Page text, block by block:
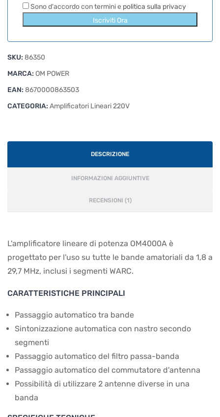
Sono d'accordo con termini e politica sulla privacy
Iscriviti Ora
SKU: 86350
MARCA: OM POWER
EAN: 8670000863503
CATEGORIA: Amplificatori Lineari 220V
DESCRIZIONE
INFORMAZIONI AGGIUNTIVE
RECENSIONI (1)
L'amplificatore lineare di potenza OM4000A è
progettato per l'uso su tutte le bande amatoriali da 1,8 a
29,7 MHz, inclusi i segmenti WARC.
CARATTERISTICHE PRINCIPALI
Passaggio automatico tra bande
Sintonizzazione automatica con nastro secondo
segmenti
Passaggio automatico del filtro passa-banda
Passaggio automatico del commutatore d'antenna
Possibilità di utilizzare 2 antenne diverse in una
banda